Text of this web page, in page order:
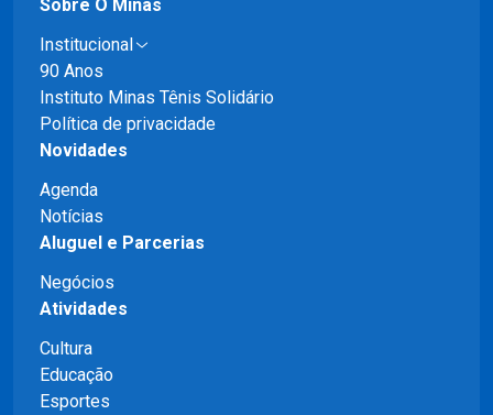
Sobre O Minas
Institucional
90 Anos
Instituto Minas Tênis Solidário
Política de privacidade
Novidades
Agenda
Notícias
Aluguel e Parcerias
Negócios
Atividades
Cultura
Educação
Esportes